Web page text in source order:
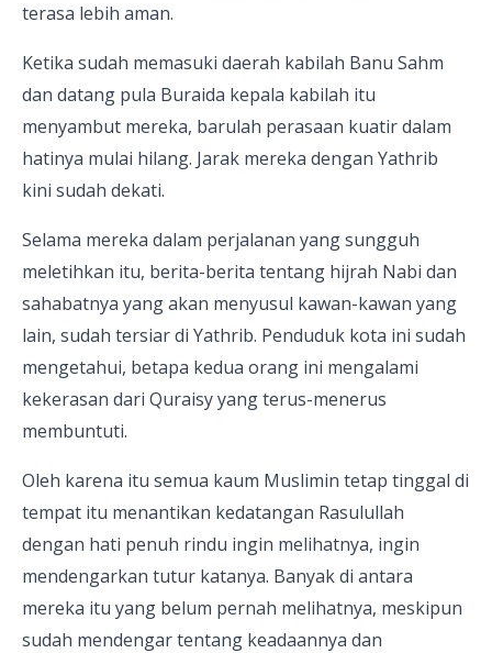
terasa lebih aman.
Ketika sudah memasuki daerah kabilah Banu Sahm
dan datang pula Buraida kepala kabilah itu
menyambut mereka, barulah perasaan kuatir dalam
hatinya mulai hilang. Jarak mereka dengan Yathrib
kini sudah dekati.
Selama mereka dalam perjalanan yang sungguh
meletihkan itu, berita-berita tentang hijrah Nabi dan
sahabatnya yang akan menyusul kawan-kawan yang
lain, sudah tersiar di Yathrib. Penduduk kota ini sudah
mengetahui, betapa kedua orang ini mengalami
kekerasan dari Quraisy yang terus-menerus
membuntuti.
Oleh karena itu semua kaum Muslimin tetap tinggal di
tempat itu menantikan kedatangan Rasulullah
dengan hati penuh rindu ingin melihatnya, ingin
mendengarkan tutur katanya. Banyak di antara
mereka itu yang belum pernah melihatnya, meskipun
sudah mendengar tentang keadaannya dan